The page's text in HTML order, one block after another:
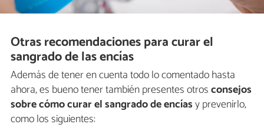
Otras recomendaciones para curar el
sangrado de las encías
Además de tener en cuenta todo lo comentado hasta
ahora, es bueno tener también presentes otrosconsejos
sobre cómo curar el sangrado de encíasy prevenirlo,
como los siguientes: